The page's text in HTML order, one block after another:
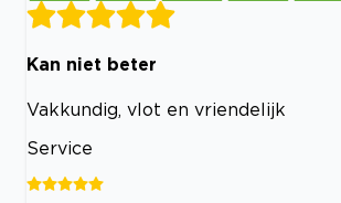
Kan niet beter
Vakkundig, vlot en vriendelijk
Service